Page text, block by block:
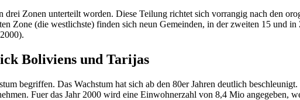
Zonen unterteilt worden. Diese Teilung richtet sich vorrangig nach den
Zone (die westlichste) finden sich neun Gemeinden, in der zweiten 15 und
Boliviens und Tarijas
begriffen. Das Wachstum hat sich ab den 80er Jahren deutlich
Fuer das Jahr 2000 wird eine Einwohnerzahl von 8,4 Mio angegeben,